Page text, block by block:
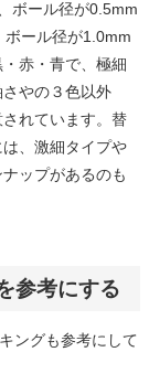
ボール径が0.5mm
ール径が1.0mm
赤・青で、極細
やの３色以外
れています。替
、激細タイプや
ップがあるのも
参考にする
ングも参考にして